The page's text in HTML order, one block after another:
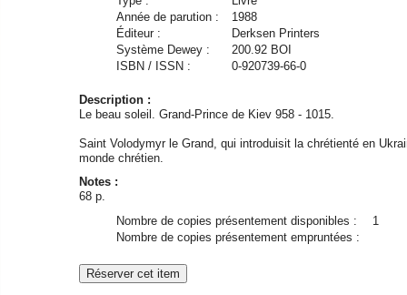
Année de parution :
1988
Éditeur :
Derksen Printers
Système Dewey :
200.92 BOI
ISBN / ISSN :
0-920739-66-0
Description :
Le beau soleil. Grand-Prince de Kiev 958 - 1015.
Saint Volodymyr le Grand, qui introduisit la chrétienté en
monde chrétien.
Notes :
68 p.
Nombre de copies présentement disponibles :
1
Nombre de copies présentement empruntées :